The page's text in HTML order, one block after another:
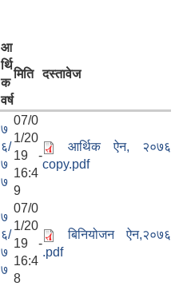
आ
र्थि
क
वर्ष
मिति दस्तावेज
७
६/
७
७
07/0
1/20
19 -
16:4
9
आर्थिक ऐन, २०७६
copy.pdf
७
६/
७
७
07/0
1/20
19 -
16:4
8
बिनियोजन ऐन,२०७६
.pdf